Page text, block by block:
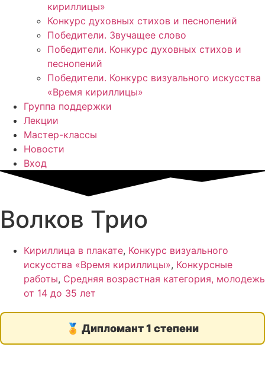
кириллицы»
Конкурс духовных стихов и песнопений
Победители. Звучащее слово
Победители. Конкурс духовных стихов и
песнопений
Победители. Конкурс визуального искусства
«Время кириллицы»
Группа поддержки
Лекции
Мастер-классы
Новости
Вход
Волков Трио
Кириллица в плакате, Конкурс визуального
искусства «Время кириллицы», Конкурсные
работы, Средняя возрастная категория, молодежь
от 14 до 35 лет
🏅 Дипломант 1 степени